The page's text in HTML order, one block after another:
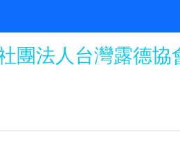
團法人台灣露德